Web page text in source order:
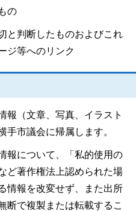
の
と判断したものおよびこれ
ジ等へのリンク
報（文章、写真、イラスト
手市議会に帰属します。
報について、「私的使用の
ど著作権法上認められた場
情報を改変せず、また出所
断で複製または転載するこ